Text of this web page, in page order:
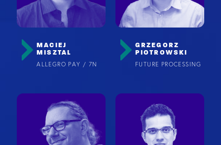
MACIEJ
MISZTAL
ALLEGRO PAY / 7N
GRZEGORZ
PIOTROWSKI
FUTURE PROCESSING